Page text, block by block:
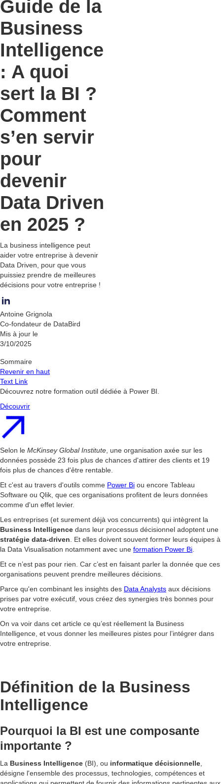
Guide de la
Business
Intelligence
: A quoi
sert la BI ?
Comment
s’en servir
pour
devenir
Data Driven
en 2025 ?
La business intelligence peut
aider votre entreprise à devenir
Data Driven, pour que vous
puissiez prendre de meilleures
décisions pour votre entreprise !
Antoine Grignola
Co-fondateur de DataBird
Mis à jour le
3/10/2025
Sommaire
Revenir en haut
Text Link
Découvrez notre formation outil dédiée à Power BI.
Découvrir
Selon le McKinsey Global Institute , une organisation axée sur les
données possède 23 fois plus de chances d'attirer des clients et 19
fois plus de chances d'être rentable.
Et c'est au travers d'outils comme Power Bi ou encore Tableau
Software ou Qlik, que ces organisations profitent de leurs données
comme d'un effet levier.
Les entreprises (et surement déjà vos concurrents) qui intègrent la
Business Intelligence dans leur processus décisionnel adoptent une
stratégie data-driven . Et elles doivent souvent former leurs équipes à
la Data Visualisation notamment avec une formation Power Bi
Et ce n’est pas pour rien. Car c’est en faisant parler la donnée que ces
organisations peuvent prendre meilleures décisions.
Parce qu'en combinant les insights des Data Analysts aux décisions
prises par votre exécutif, vous créez des synergies très bonnes pour
votre entreprise.
On va voir dans cet article ce qu’est réellement la Business
Intelligence, et vous donner les meilleures pistes pour l’intégrer dans
votre entreprise.
Définition de la Business
Intelligence
Pourquoi la BI est une composante
importante ?
La Business Intelligence (BI), ou informatique décisionnelle
désigne l'ensemble des processus, technologies, compétences et